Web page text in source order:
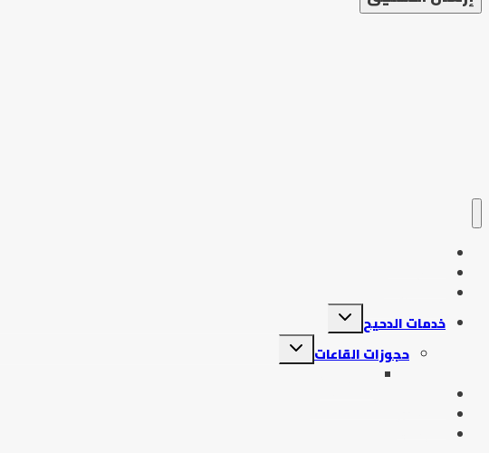
خدمات الدحيح
حجوزات القاعات